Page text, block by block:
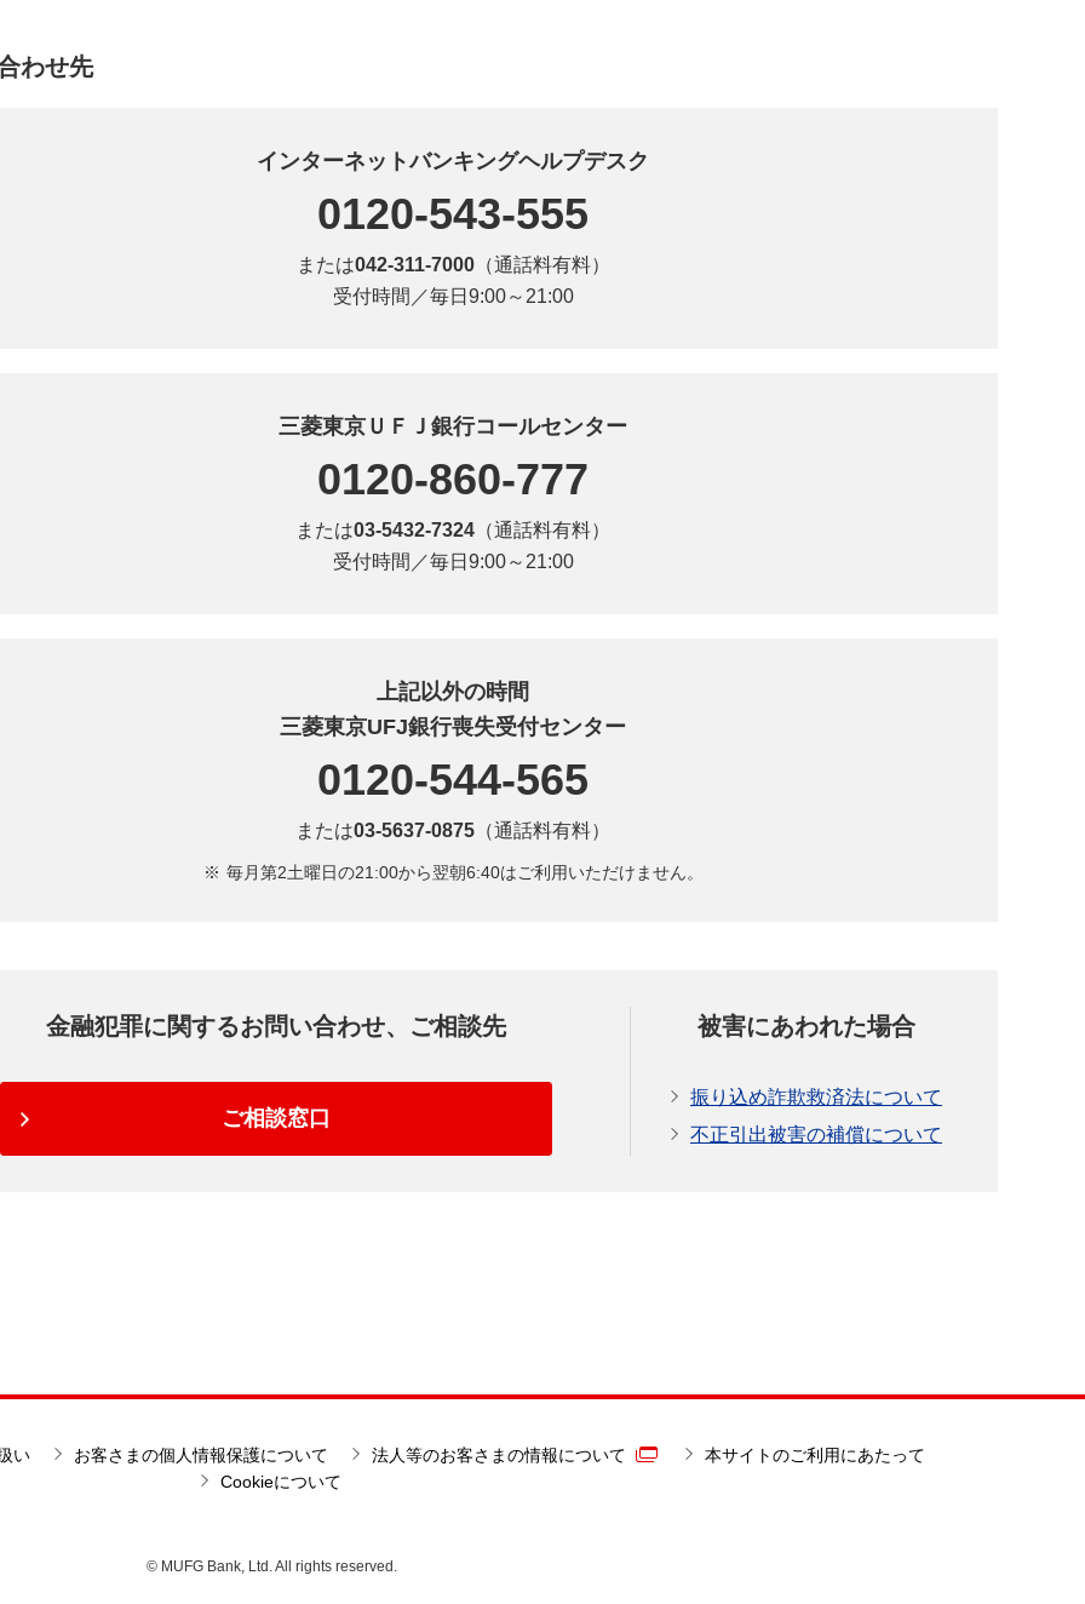
わせ先
インターネットバンキングヘルプデスク
0120-543-555
または042-311-7000（通話料有料）
受付時間／毎日9:00～21:00
三菱東京ＵＦＪ銀行コールセンター
0120-860-777
または03-5432-7324 （通話料有料）
受付時間／毎日9:00～21:00
上記以外の時間
三菱東京UFJ銀行喪失受付センター
0120-544-565
または03-5637-0875 （通話料有料）
毎月第2土曜日の21:00から翌朝6:40はご利用いただけません。
金融犯罪に関するお問い合わせ、ご相談先
ご相談窓口
被害にあわれた場合
振り込め詐欺救済法について
不正引出被害の補償について
い お客さまの個人情報保護について 法人等のお客さまの情報について
本サイトのご利用にあたって
Cookieについて
© MUFG Bank, Ltd. All rights reserved.